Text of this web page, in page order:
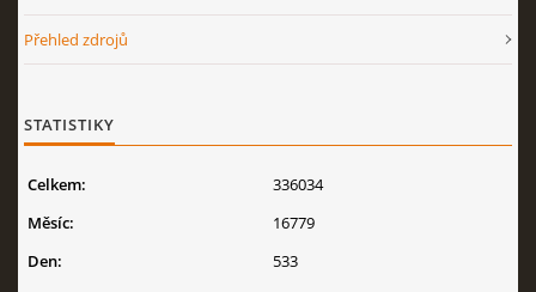
Přehled zdrojů
STATISTIKY
Celkem:
336034
Měsíc:
16779
Den:
533